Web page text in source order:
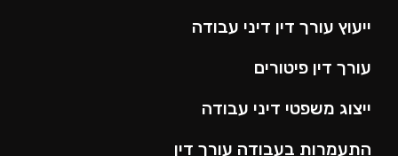
ייעוץ עורך דין דיני עבודה
עורך דין פיטורים
ייצוג משפטי דיני עבודה
התעמרות בעבודה עורך דין